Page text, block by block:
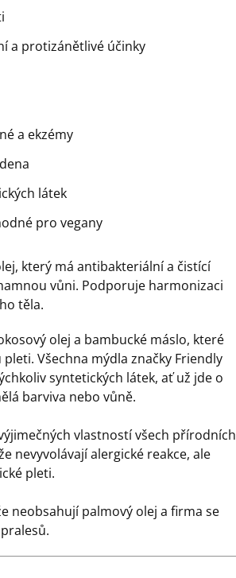
a protizánětlivé účinky
a ekzémy
látek
pro vegany
který má antibakteriální a čistící
vůni. Podporuje harmonizaci
těla.
olej a bambucké máslo, které
Všechna mýdla značky Friendly
syntetických látek, ať už jde o
barviva nebo vůně.
vlastností všech přírodních
nevyvolávají alergické reakce, ale
pleti.
neobsahují palmový olej a firma se